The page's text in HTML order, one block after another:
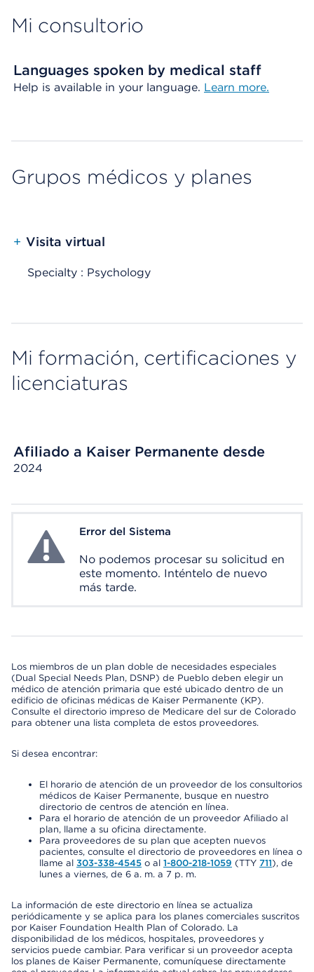
Mi consultorio
Languages spoken by medical staff
Help is available in your language. Learn more.
Grupos médicos y planes
+ Visita virtual
Specialty : Psychology
Mi formación, certificaciones y
licenciaturas
Afiliado a Kaiser Permanente desde
2024
System ErrorError del Sistema
No podemos procesar su solicitud en
este momento. Inténtelo de nuevo
más tarde.
Los miembros de un plan doble de necesidades especiales
(Dual Special Needs Plan, DSNP) de Pueblo deben elegir un
médico de atención primaria que esté ubicado dentro de un
edificio de oficinas médicas de Kaiser Permanente (KP).
Consulte el directorio impreso de Medicare del sur de Colorado
para obtener una lista completa de estos proveedores.
Si desea encontrar:
El horario de atención de un proveedor de los consultorios
médicos de Kaiser Permanente, busque en nuestro
directorio de centros de atención en línea.
Para el horario de atención de un proveedor Afiliado al
plan, llame a su oficina directamente.
Para proveedores de su plan que acepten nuevos
pacientes, consulte el directorio de proveedores en línea o
llame al 303-338-4545 o al 1-800-218-1059 (TTY 711), de
lunes a viernes, de 6 a. m. a 7 p. m.
La información de este directorio en línea se actualiza
periódicamente y se aplica para los planes comerciales suscritos
por Kaiser Foundation Health Plan of Colorado. La
disponibilidad de los médicos, hospitales, proveedores y
servicios puede cambiar. Para verificar si un proveedor acepta
los planes de Kaiser Permanente, comuníquese directamente